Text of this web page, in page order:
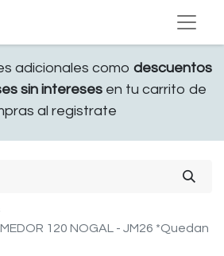
adicionales como descuentos
sin interesesen tu carrito de
al registrate
120 NOGAL - JM26 *Quedan